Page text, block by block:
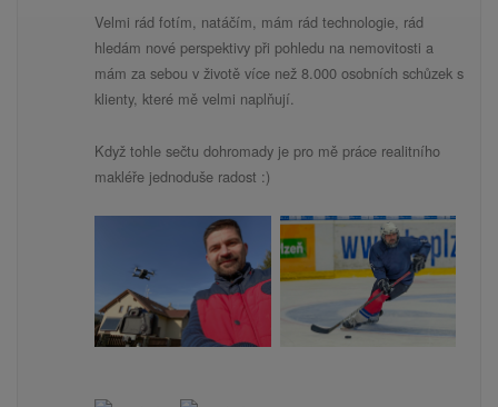
Velmi rád fotím, natáčím, mám rád technologie, rád
hledám nové perspektivy při pohledu na nemovitosti a
mám za sebou v životě více než 8.000 osobních schůzek s
klienty, které mě velmi naplňují.
Když tohle sečtu dohromady je pro mě práce realitního
makléře jednoduše radost :)